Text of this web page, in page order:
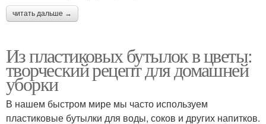
читать дальше →
Из пластиковых бутылок в цветы:
творческий рецепт для домашней
уборки
В нашем быстром мире мы часто используем
пластиковые бутылки для воды, соков и других напитков.